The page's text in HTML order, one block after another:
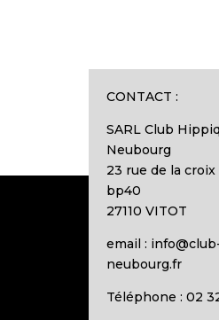
CONTACT :
SARL Club
Neubourg
23 rue de la
bp40
27110 VITOT
email :
neubourg.fr
Téléphone : 02